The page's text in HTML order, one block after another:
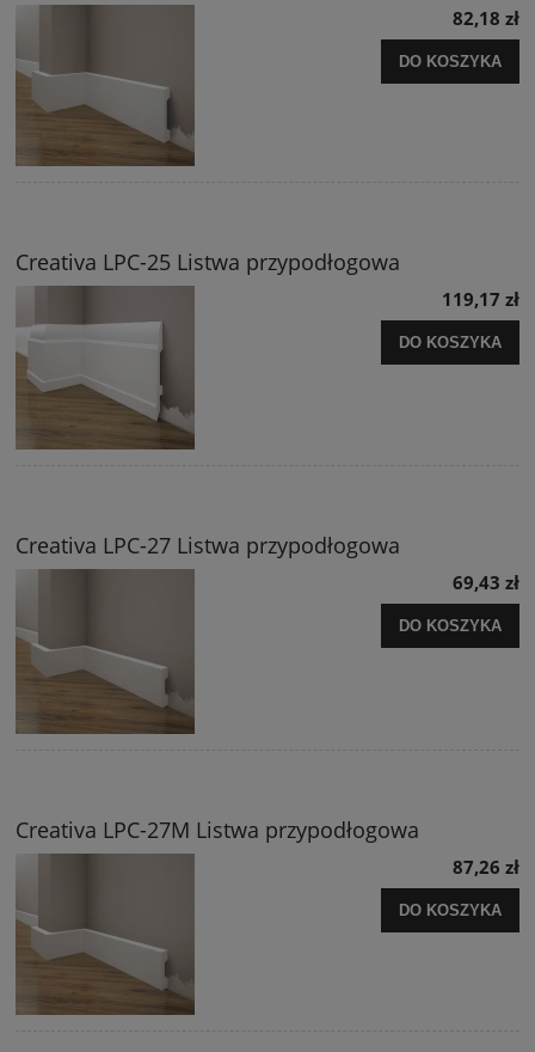
82,18 zł
DO KOSZYKA
Creativa LPC-25 Listwa przypodłogowa
119,17 zł
DO KOSZYKA
Creativa LPC-27 Listwa przypodłogowa
69,43 zł
DO KOSZYKA
Creativa LPC-27M Listwa przypodłogowa
87,26 zł
DO KOSZYKA